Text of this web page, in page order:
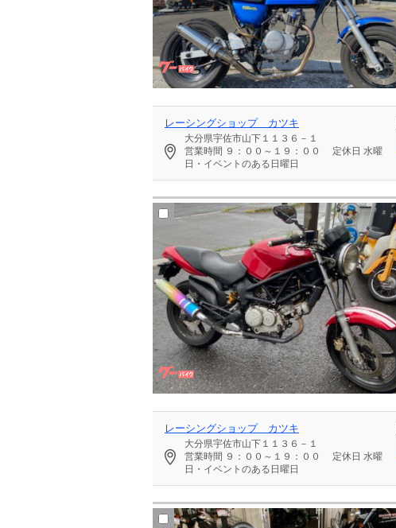
レーシングショップ カツキ
大分県宇佐市山下１１３６－１
営業時間 ９：００～１９：００ 定休日 水曜
日・イベントのある日曜日
レーシングショップ カツキ
大分県宇佐市山下１１３６－１
営業時間 ９：００～１９：００ 定休日 水曜
日・イベントのある日曜日